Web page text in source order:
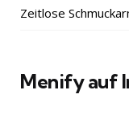
Zeitlose
Menify auf